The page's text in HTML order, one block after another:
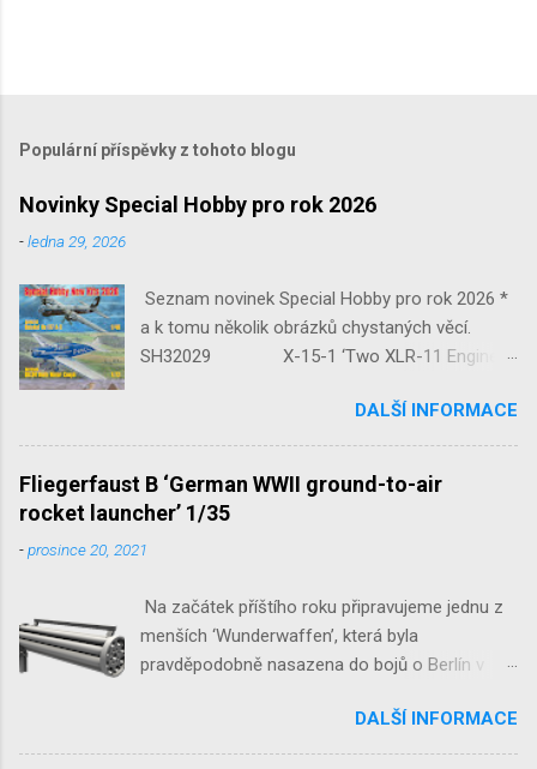
Populární příspěvky z tohoto blogu
Novinky Special Hobby pro rok 2026
-ledna 29, 2026
Seznam novinek Special Hobby pro rok 2026 *
a k tomu několik obrázků chystaných věcí.
SH32029 X-15-1 ‘Two XLR-11 Engines’
‘Guardians of Sion’ 1/32 SH32092
JB-2 Loon ‘US Version of V-1 Missile’
1/32 1/32 SH48052 Seafire
Mk.III 1/48 reissue SH48160
Baltimore Mk.I 1/48 ...
DALŠÍ INFORMACE
Fliegerfaust B ‘German WWII ground-to-air
rocket launcher’ 1/35
-prosince 20, 2021
Na začátek příštího roku připravujeme jednu z
menších ‘Wunderwaffen’, která byla
pravděpodobně nasazena do bojů o Berlín v
raketovou protiletadlovou zbraň. V setu 3148
detailní odlitky této zbraně, v měřítku 1/35,
DALŠÍ INFORMACE